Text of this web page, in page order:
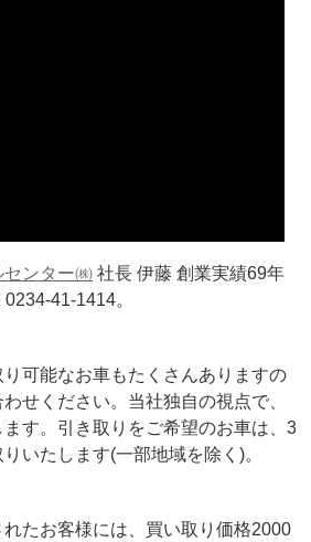
ンター㈱ 社長 伊藤 創業実績69年
41-1414。
可能なお車もたくさんありますの
せください。当社独自の視点で、
す。引き取りをご希望のお車は、3
いたします(一部地域を除く)。
たお客様には、買い取り価格2000